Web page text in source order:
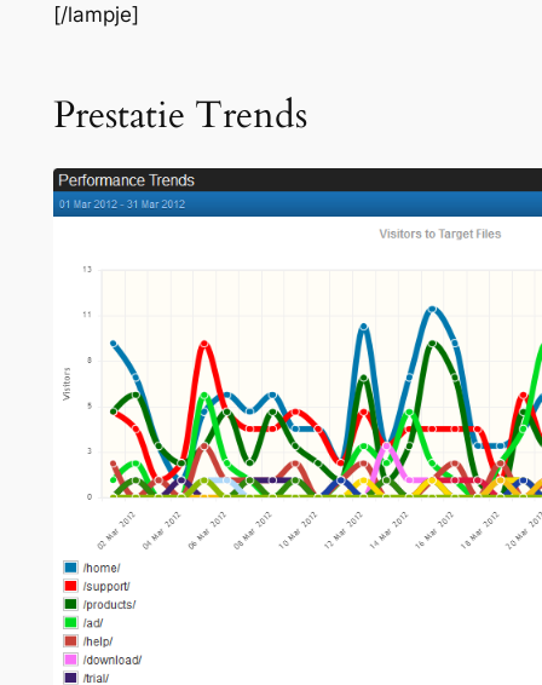
[/lampje]
Prestatie Trends